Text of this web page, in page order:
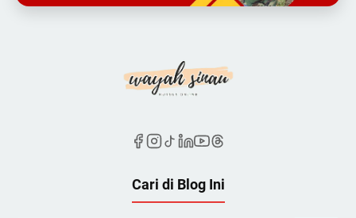
Cari di Blog Ini